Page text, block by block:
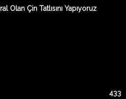
Olan Çin Tatlısını Yapıyoruz
433